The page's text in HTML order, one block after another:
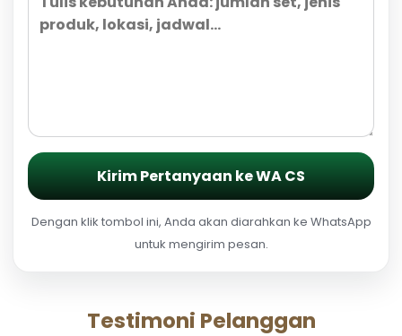
Kirim Pertanyaan ke WA CS
Dengan klik tombol ini, Anda akan diarahkan ke WhatsApp
untuk mengirim pesan.
Testimoni Pelanggan